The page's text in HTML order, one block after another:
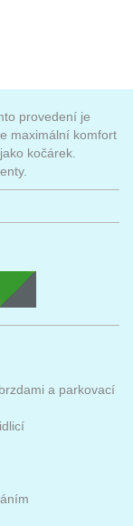
provedení je
maximální komfort
kočárek.
a parkovací